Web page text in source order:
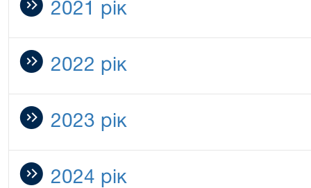
2021 рік
2022 рік
2023 рік
2024 рік